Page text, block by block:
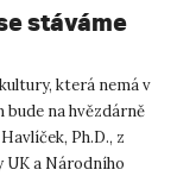
stáváme
která nemá v
na hvězdárně
Ph.D., z
a Národního